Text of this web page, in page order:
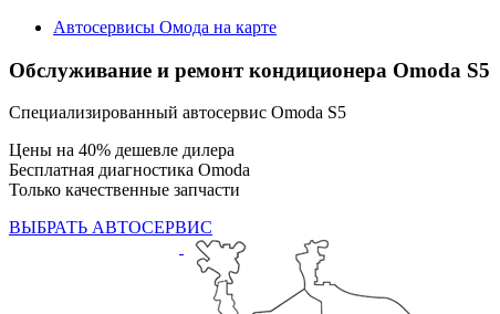
Автосервисы Омода на карте
Обслуживание и ремонт кондиционера Omoda S5
Специализированный автосервис Omoda S5
Цены на 40% дешевле дилера
Бесплатная диагностика Omoda
Только качественные запчасти
ВЫБРАТЬ АВТОСЕРВИС